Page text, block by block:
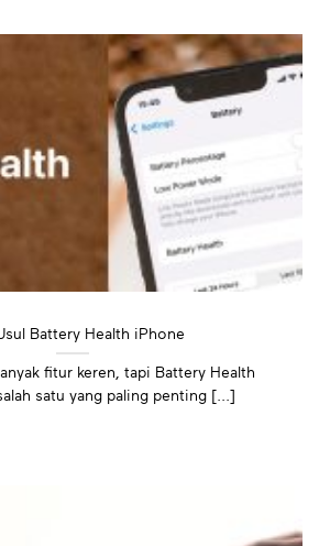
Battery Health iPhone
fitur keren, tapi Battery Health
satu yang paling penting [...]